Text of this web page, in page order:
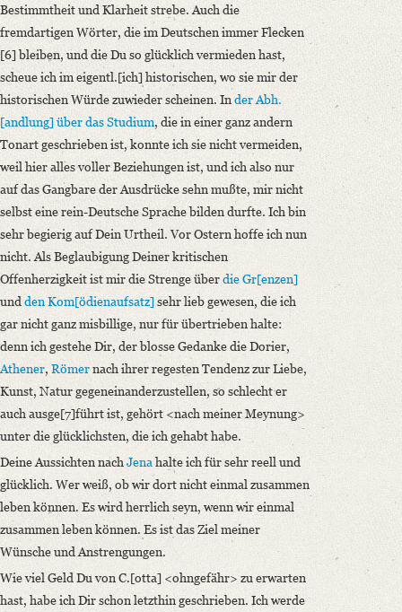
Bestimmtheit und Klarheit strebe. Auch die
fremdartigen Wörter, die im Deutschen immer Flecken
[6] bleiben, und die Du so glücklich vermieden hast,
scheue ich im eigentl.[ich] historischen, wo sie mir der
historischen Würde zuwieder scheinen. Inder Abh.
[andlung] über das Studium, die in einer ganz andern
Tonart geschrieben ist, konnte ich sie nicht vermeiden,
weil hier alles voller Beziehungen ist, und ich also nur
auf das Gangbare der Ausdrücke sehn mußte, mir nicht
selbst eine rein-Deutsche Sprache bilden durfte. Ich bin
sehr begierig auf Dein Urtheil. Vor Ostern hoffe ich nun
nicht. Als Beglaubigung Deiner kritischen
Offenherzigkeit ist mir die Strenge überdie Gr[enzen]
und den Kom[ödienaufsatz]sehr lieb gewesen, die ich
gar nicht ganz misbillige, nur für übertrieben halte:
denn ich gestehe Dir, der blosse Gedanke die Dorier,
Athener, Römernach ihrer regesten Tendenz zur Liebe,
Kunst, Natur gegeneinanderzustellen, so schlecht er
auch ausge[7]führt ist, gehört <nach meiner Meynung>
unter die glücklichsten, die ich gehabt habe.
Deine Aussichten nach Jena halte ich für sehr reell und
glücklich. Wer weiß, ob wir dort nicht einmal zusammen
leben können. Es wird herrlich seyn, wenn wir einmal
zusammen leben können. Es ist das Ziel meiner
Wünsche und Anstrengungen.
Wie viel Geld Du von C.[otta] <ohngefähr> zu erwarten
hast, habe ich Dir schon letzthin geschrieben. Ich werde